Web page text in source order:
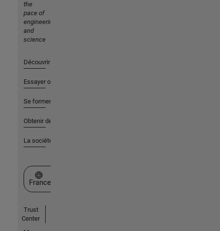
the
pace of
engineering
and
science
Découvrir les produits
Essayer ou acheter
Se former
Obtenir de l'aide
La société
Sélectionner un site web
France
Trust
Center